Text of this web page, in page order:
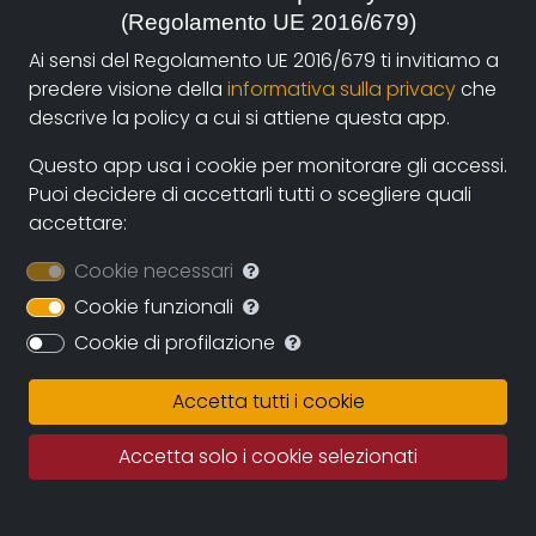
autori e i fruitori attraverso la nuova piattaforma di
streaming on-line e operazioni di partnership con sale
cinematografiche e circuiti televisivi. La collaborazione
diretta con gli autori assicurerà il continuo
ampliamento dell’archivio durante i prossimi anni
assicurando una proposta sempre più variegata e
multiculturale.
illimitato in cui conservare le opere, eleggendo ad uno
dei suoi obiettivi principali la conservazione della
memoria del documentario regionale e nazionale e
quindi della memoria per immagini tout court.
Fatto salvo il rigoroso rispetto dei diritti d’autore
questo grande archivio potrà diventare una fonte
importante per studiosi, studenti, porfessionisti in cui
(Regolamento UE 2016/679)
Ai sensi del Regolamento UE 2016/679 ti invitiamo a
predere visione della informativa sulla privacyche
descrive la policy a cui si attiene questa app.
Questo app usa i cookie per monitorare gli accessi.
Puoi decidere di accettarli tutti o scegliere quali
accettare:
Cookie necessari
Cookie funzionali
Cookie di profilazione
Accetta tutti i cookie
Accetta solo i cookie selezionati